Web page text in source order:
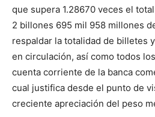
que supera 1.28670 veces el
2 billones 695 mil 958 millones
respaldar la totalidad de billetes
en circulación, así como todos
cuenta corriente de la banca
cual justifica desde el punto de
creciente apreciación del peso